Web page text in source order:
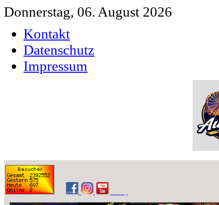
Donnerstag, 06. August 2026
Kontakt
Datenschutz
Impressum